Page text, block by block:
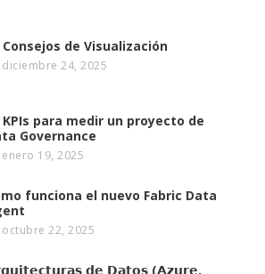
Consejos de Visualización
diciembre 24, 2025
KPIs para medir un proyecto de
Governance
enero 19, 2025
funciona el nuevo Fabric Data
octubre 22, 2025
𝗱𝗲 𝗗𝗮𝘁𝗼𝘀 (𝗔𝘇𝘂𝗿𝗲,